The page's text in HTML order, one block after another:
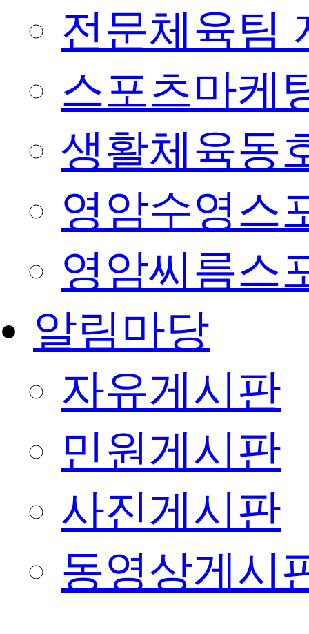
전문체육팀
스포츠마케
생활체육동
영암수영스
영암씨름스
알림마당
자유게시판
민원게시판
사진게시판
동영상게시